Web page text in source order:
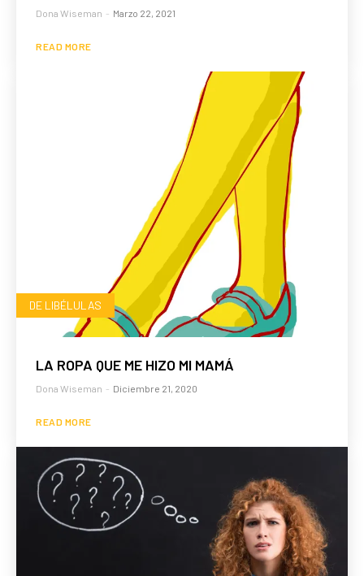
Dona Wiseman - Marzo 22, 2021
READ MORE
DE LIBÉLULAS
LA ROPA QUE ME HIZO MI MAMÁ
Dona Wiseman - Diciembre 21, 2020
READ MORE